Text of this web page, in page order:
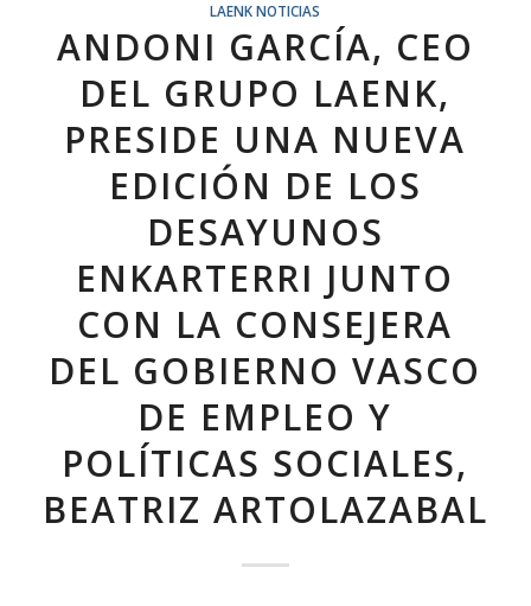
LAENK NOTICIAS
ANDONI GARCÍA, CEO
DEL GRUPO LAENK,
PRESIDE UNA NUEVA
EDICIÓN DE LOS
DESAYUNOS
ENKARTERRI JUNTO
CON LA CONSEJERA
DEL GOBIERNO VASCO
DE EMPLEO Y
POLÍTICAS SOCIALES,
BEATRIZ ARTOLAZABAL